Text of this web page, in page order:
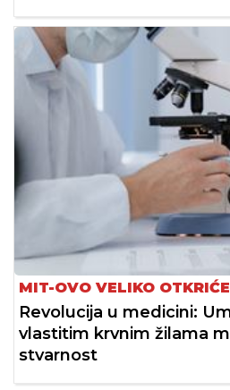
MIT-OVO VELIKO OTKRIĆE
Revolucija u medicini:
vlastitim krvnim žilama
stvarnost